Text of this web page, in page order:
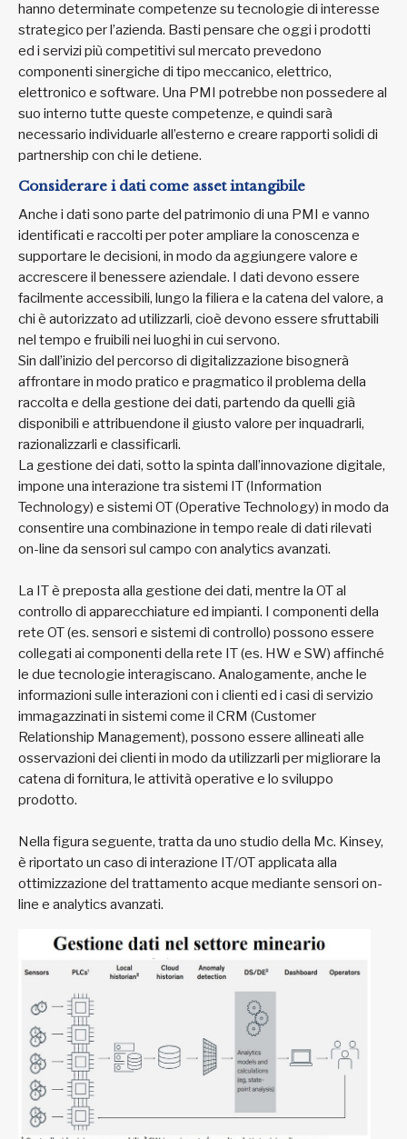
hanno determinate competenze su tecnologie di interesse
strategico per l’azienda. Basti pensare che oggi i prodotti
ed i servizi più competitivi sul mercato prevedono
componenti sinergiche di tipo meccanico, elettrico,
elettronico e software. Una PMI potrebbe non possedere al
suo interno tutte queste competenze, e quindi sarà
necessario individuarle all’esterno e creare rapporti solidi di
partnership con chi le detiene.
Considerare i dati come asset intangibile
Anche i dati sono parte del patrimonio di una PMI e vanno
identificati e raccolti per poter ampliare la conoscenza e
supportare le decisioni, in modo da aggiungere valore e
accrescere il benessere aziendale. I dati devono essere
facilmente accessibili, lungo la filiera e la catena del valore, a
chi è autorizzato ad utilizzarli, cioè devono essere sfruttabili
nel tempo e fruibili nei luoghi in cui servono.
Sin dall’inizio del percorso di digitalizzazione bisognerà
affrontare in modo pratico e pragmatico il problema della
raccolta e della gestione dei dati, partendo da quelli già
disponibili e attribuendone il giusto valore per inquadrarli,
razionalizzarli e classificarli.
La gestione dei dati, sotto la spinta dall’innovazione digitale,
impone una interazione tra sistemi IT (Information
Technology) e sistemi OT (Operative Technology) in modo da
consentire una combinazione in tempo reale di dati rilevati
on-line da sensori sul campo con analytics avanzati.
La IT è preposta alla gestione dei dati, mentre la OT al
controllo di apparecchiature ed impianti. I componenti della
rete OT (es. sensori e sistemi di controllo) possono essere
collegati ai componenti della rete IT (es. HW e SW) affinché
le due tecnologie interagiscano. Analogamente, anche le
informazioni sulle interazioni con i clienti ed i casi di servizio
immagazzinati in sistemi come il CRM (Customer
Relationship Management), possono essere allineati alle
osservazioni dei clienti in modo da utilizzarli per migliorare la
catena di fornitura, le attività operative e lo sviluppo
prodotto.
Nella figura seguente, tratta da uno studio della Mc. Kinsey,
è riportato un caso di interazione IT/OT applicata alla
ottimizzazione del trattamento acque mediante sensori on-
line e analytics avanzati.